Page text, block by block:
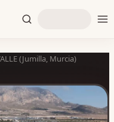
(Jumilla, Murcia)